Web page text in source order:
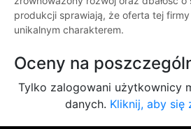
produkcji sprawiają, że oferta tej
unikalnym charakterem.
Oceny na
Tylko zalogowani użytkownicy
danych. Kliknij, aby się